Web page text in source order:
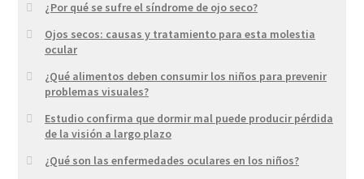
¿Por qué se sufre el síndrome de ojo seco?
Ojos secos: causas y tratamiento para esta molestia
ocular
¿Qué alimentos deben consumir los niños para prevenir
problemas visuales?
Estudio confirma que dormir mal puede producir pérdida
de la visión a largo plazo
¿Qué son las enfermedades oculares en los niños?